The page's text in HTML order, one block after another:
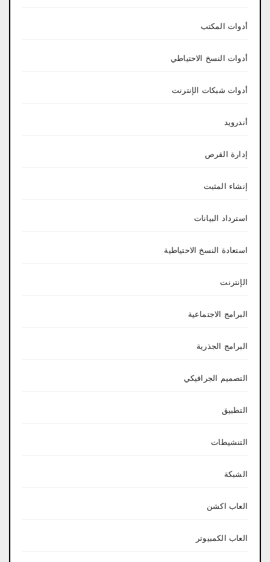
أدوات المكتب
أدوات النسخ الاحتياطي
أدوات شبكات الإنترنت
أندرويد
إدارة القرص
إنشاء المثبت
استرداد البيانات
استعادة النسخ الاحتياطية
الإنترنت
البرامج الاجتماعية
البرامج الجذرية
التصميم الجرافيكي
التطبيق
التنشيطات
الشبكة
العاب اكشن
العاب الكمبيوتر